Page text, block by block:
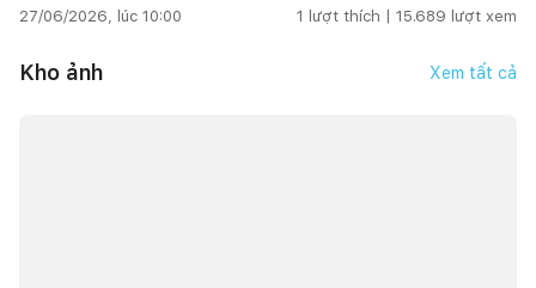
27/06/2026, lúc 10:00 1 lượt thích | 15.689 lượt xem
Kho ảnh Xem tất cả